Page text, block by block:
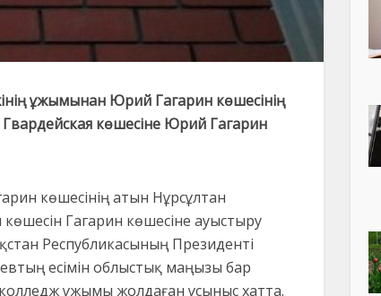
ұжымынан Юрий Гагарин көшесінің
көшесіне Юрий Гагарин
көшесінің атын Нұрсұлтан
Гагарин көшесіне ауыстыру
Республикасының Президенті
есімін облыстық маңызы бар
ұжымы жолдаған ұсыныс хатта.